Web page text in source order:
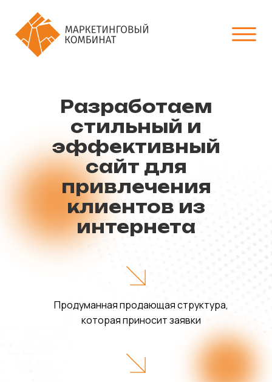
Разработаем
стильный и
эффективный
сайт для
привлечения
клиентов из
интернета
Продуманная продающая структура,
которая приносит заявки